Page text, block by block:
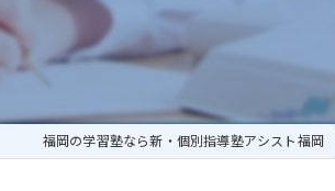
個別
福岡の学習塾なら新・個別指導塾アシスト福岡